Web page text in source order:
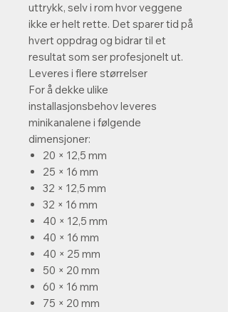
uttrykk, selv i rom hvor veggene
ikke er helt rette. Det sparer tid på
hvert oppdrag og bidrar til et
resultat som ser profesjonelt ut.
Leveres i flere størrelser
For å dekke ulike
installasjonsbehov leveres
minikanalene i følgende
dimensjoner:
20 × 12,5 mm
25 × 16 mm
32 × 12,5 mm
32 × 16 mm
40 × 12,5 mm
40 × 16 mm
40 × 25 mm
50 × 20 mm
60 × 16 mm
75 × 20 mm